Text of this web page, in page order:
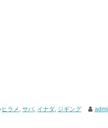
ヒラメ , サバ, イナダ, ジギング admi